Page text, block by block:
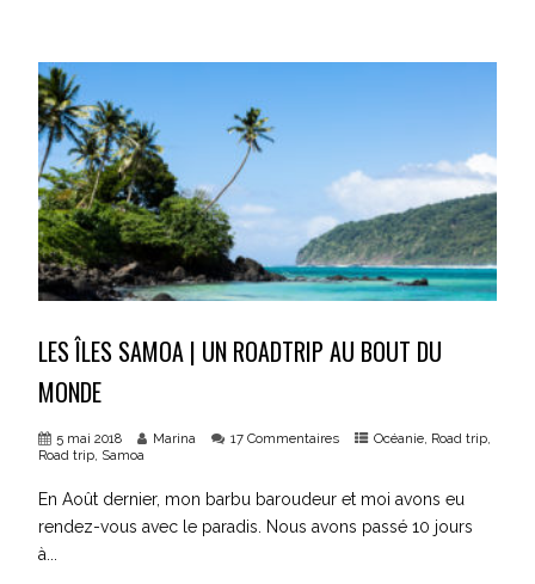
LES ÎLES SAMOA | UN ROADTRIP AU BOUT DU
MONDE
5 mai 2018 Marina 17 Commentaires Océanie, Road trip,
Road trip, Samoa
En Août dernier, mon barbu baroudeur et moi avons eu
rendez-vous avec le paradis. Nous avons passé 10 jours
à...